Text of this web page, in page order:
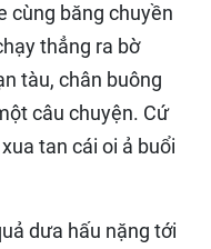
cùng băng chuyền
thẳng ra bờ
tàu, chân buông
câu chuyện. Cứ
tan cái oi ả buổi
dưa hấu nặng tới